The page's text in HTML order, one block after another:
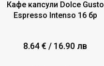
Кафе капсули Dolce Gusto
Espresso Intenso 16 бр
8.64 € / 16.90 лв